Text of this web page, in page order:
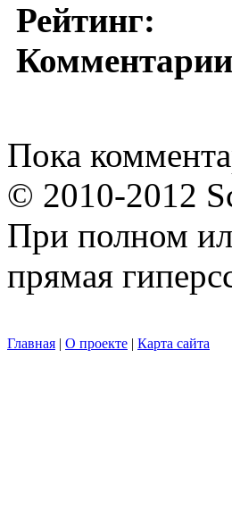
Рейтинг:
Пока
© 2010-2012
При полном
прямая
Главная | О проекте | Карта сайта